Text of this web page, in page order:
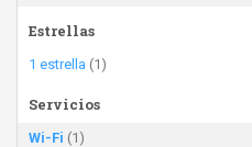
Estrellas
1 estrella (1)
Servicios
Wi-Fi (1)